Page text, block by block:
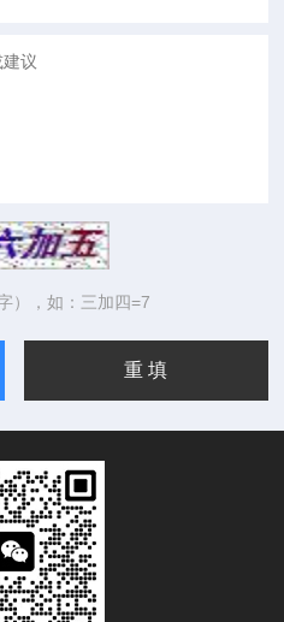
），如：三加四=7